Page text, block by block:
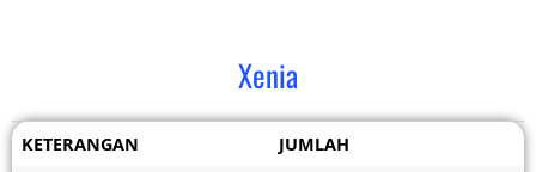
Xenia
KETERANGAN
JUMLAH